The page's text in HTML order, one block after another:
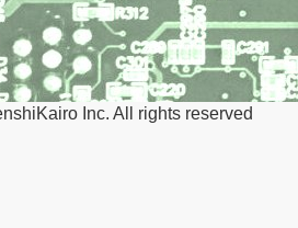
Inc. All rights reserved